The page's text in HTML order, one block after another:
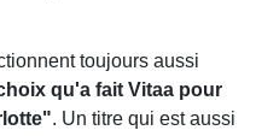
toujours aussi
qu'a fait Vitaa pour
. Un titre qui est aussi